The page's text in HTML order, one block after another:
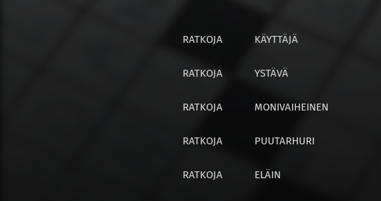
RATKOJA KÄYTTÄJÄ
RATKOJA YSTÄVÄ
RATKOJA MONIVAIHEINEN
RATKOJA PUUTARHURI
RATKOJA ELÄIN